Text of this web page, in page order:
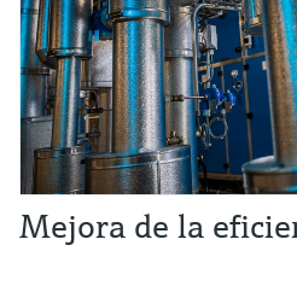
Mejora de la